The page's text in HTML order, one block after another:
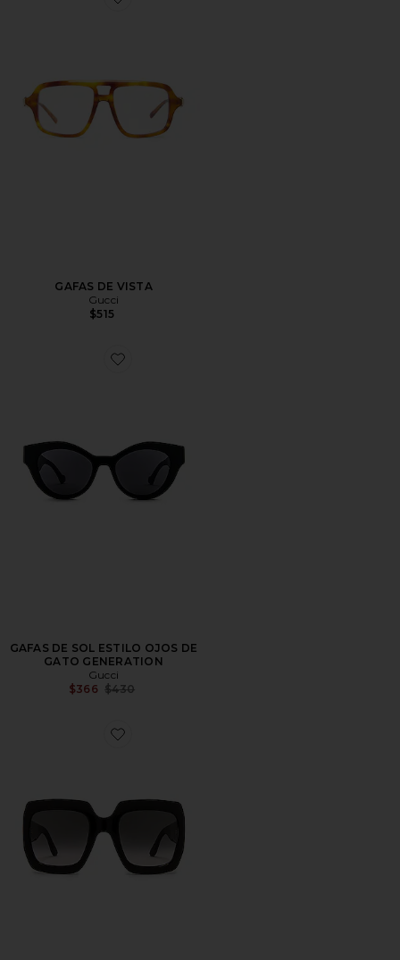
Favorite GAFAS DE VISTA
GAFAS DE VISTA
Gucci
$515
Favorite GAFAS DE SOL ESTILO OJOS DE GATO
GAFAS DE SOL ESTILO OJOS DE
GATO GENERATION
Gucci
$366 Previous price:
$430
Favorite GAFAS DE SOL FASHION INSPIRED